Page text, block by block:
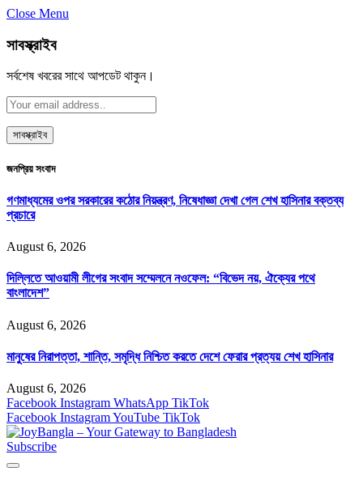
Close Menu
সাবস্ক্রাইব
সর্বশেষ খবরের সাথে আপডেট থাকুন।
জনপ্রিয় সংবাদ
গণমাধ্যমের ওপর সরকারের কঠোর নিয়ন্ত্রণ, নিষেধাজ্ঞা দেখা গেল শেখ হাসিনার বক্তব্য
প্রচারে
August 6, 2026
দিল্লিতে আওয়ামী লীগের সংবাদ সম্মেলনে নওফেল: “বিভেদ নয়, ঐক্যের পথে
বাংলাদেশ”
August 6, 2026
মানুষের নিরাপত্তা, শান্তি, সমৃদ্ধি নিশ্চিত করতে দেশে ফেরার প্রত্যয় শেখ হাসিনার
August 6, 2026
Facebook Instagram WhatsApp TikTok
Facebook InstagramYouTube TikTok
Subscribe